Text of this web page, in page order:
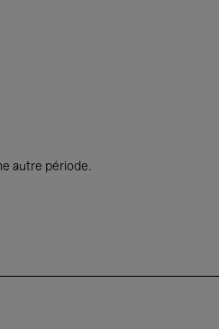
autre période.